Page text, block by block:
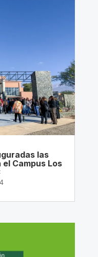
las
Campus Los